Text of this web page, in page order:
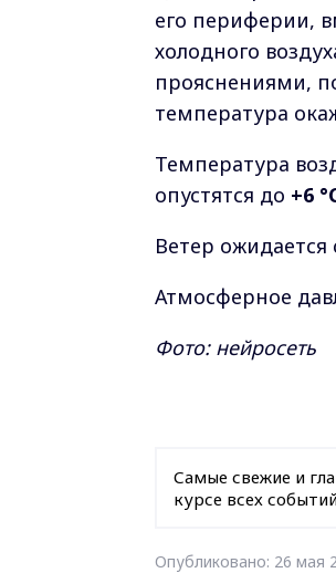
его периферии,
холодного
прояснениями,
температура
Температура
опустятся до +6
Ветер
Атмосферное
Фото: нейросеть
Самые свежие и
курсе всех
Опубликовано: 26 мая